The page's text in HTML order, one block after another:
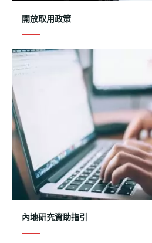
開放取用政策
內地研究資助指引